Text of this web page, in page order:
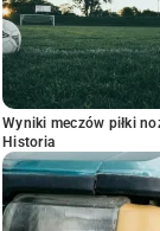
Wyniki meczów piłki
Historia